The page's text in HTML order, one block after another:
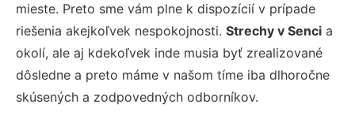
mieste. Preto sme vám plne k dispozícií v prípade
riešenia akejkoľvek nespokojnosti. Strechy v Senci a
okolí, ale aj kdekoľvek inde musia byť zrealizované
dôsledne a preto máme v našom tíme iba dlhoročne
skúsených a zodpovedných odborníkov.